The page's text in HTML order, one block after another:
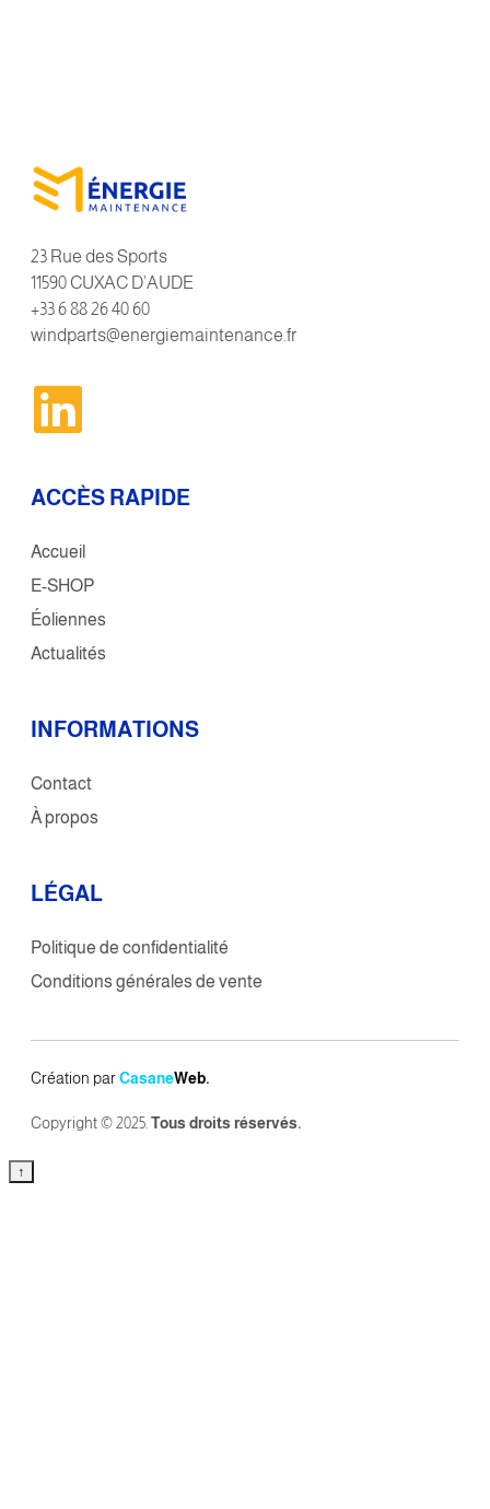
23 Rue des Sports
11590 CUXAC D’AUDE
+33 6 88 26 40 60
windparts@energiemaintenance.fr
ACCÈS RAPIDE
Accueil
E-SHOP
Éoliennes
Actualités
INFORMATIONS
Contact
À propos
LÉGAL
Politique de confidentialité
Conditions générales de vente
Création parCasaneWeb.
Copyright © 2025. Tous droits réservés.
↑